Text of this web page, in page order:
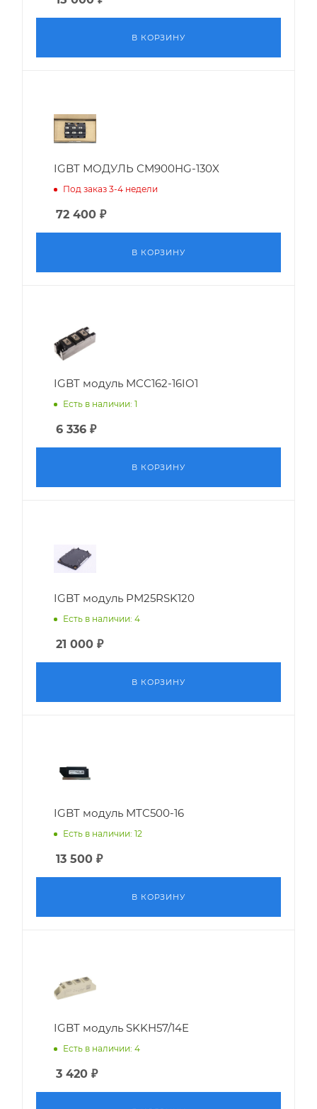
В КОРЗИНУ
IGBT МОДУЛЬ CM900HG-130X
Под заказ 3-4 недели
72 400 ₽
В КОРЗИНУ
IGBT модуль MCC162-16IO1
Есть в наличии: 1
6 336 ₽
В КОРЗИНУ
IGBT модуль PM25RSK120
Есть в наличии: 4
21 000 ₽
В КОРЗИНУ
IGBT модуль MTC500-16
Есть в наличии: 12
13 500 ₽
В КОРЗИНУ
IGBT модуль SKKH57/14E
Есть в наличии: 4
3 420 ₽